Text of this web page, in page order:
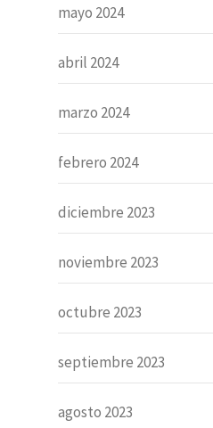
mayo 2024
abril 2024
marzo 2024
febrero 2024
diciembre 2023
noviembre 2023
octubre 2023
septiembre 2023
agosto 2023